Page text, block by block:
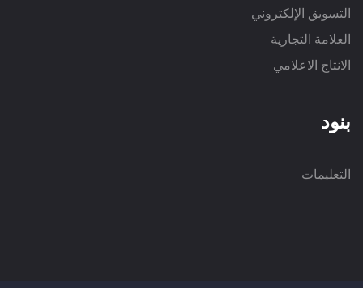
التسويق الإلكتروني
العلامة التجارية
الانتاج الاعلامي
بنود
التعليمات